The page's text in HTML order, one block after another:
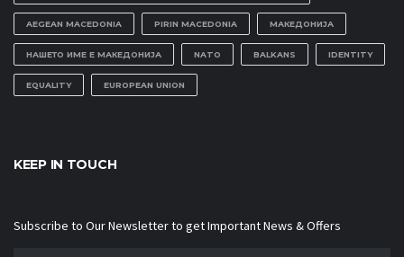
AEGEAN MACEDONIA PIRIN MACEDONIA МАКЕДОНИЈА
НАШЕТО ИМЕ Е МАКЕДОНИЈА NATO BALKANS IDENTITY
EQUALITY EUROPEAN UNION
KEEP IN TOUCH
Subscribe to Our Newsletter to get Important News & Offers